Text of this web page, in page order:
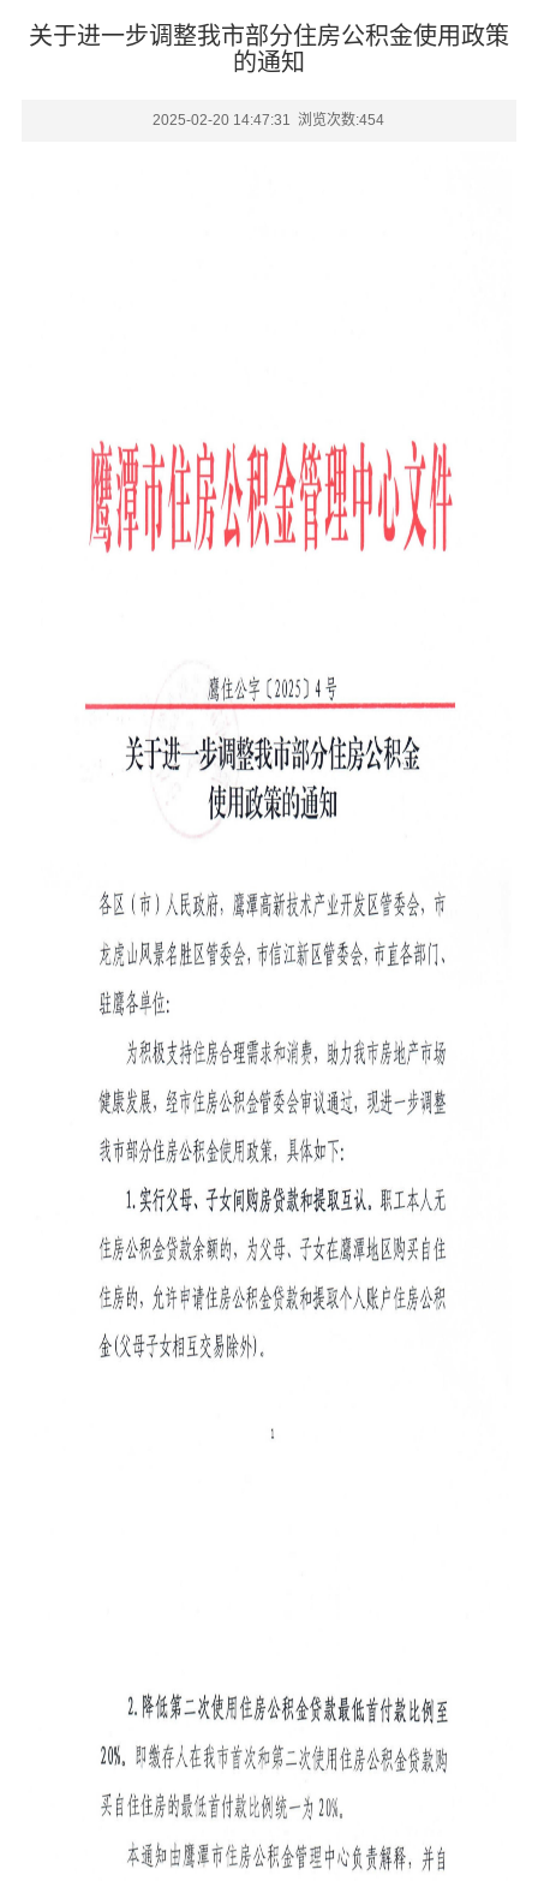
关于进一步调整我市部分住房公积金使用政策
的通知
2025-02-20 14:47:31 浏览次数:454